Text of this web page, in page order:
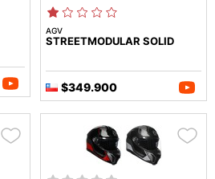
AGV
STREETMODULAR SOLID
$349.900